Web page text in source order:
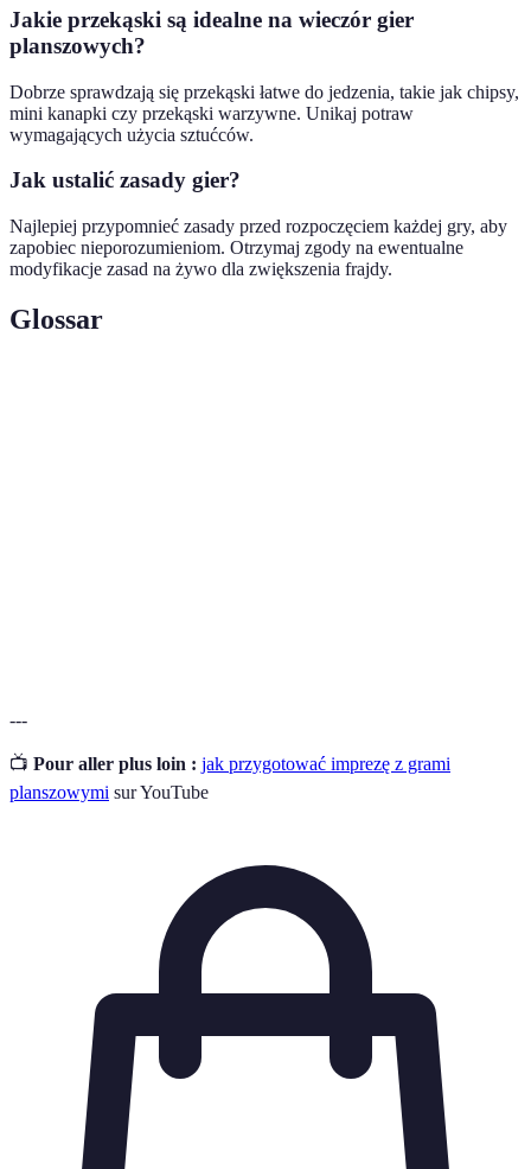
Jakie przekąski są idealne na wieczór gier
planszowych?
Dobrze sprawdzają się przekąski łatwe do jedzenia, takie jak chipsy,
mini kanapki czy przekąski warzywne. Unikaj potraw
wymagających użycia sztućców.
Jak ustalić zasady gier?
Najlepiej przypomnieć zasady przed rozpoczęciem każdej gry, aby
zapobiec nieporozumieniom. Otrzymaj zgody na ewentualne
modyfikacje zasad na żywo dla zwiększenia frajdy.
Glossar
---
📺 Pour aller plus loin : jak przygotować imprezę z grami
planszowymi sur YouTube